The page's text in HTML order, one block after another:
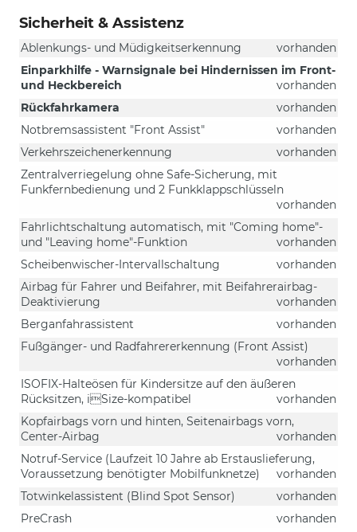
Sicherheit & Assistenz
Ablenkungs- und Müdigkeitserkennung
vorhanden
Einparkhilfe - Warnsignale bei Hindernissen im Front-
und Heckbereich
vorhanden
Rückfahrkamera
vorhanden
Notbremsassistent "Front Assist"
vorhanden
Verkehrszeichenerkennung
vorhanden
Zentralverriegelung ohne Safe-Sicherung, mit
Funkfernbedienung und 2 Funkklappschlüsseln
vorhanden
Fahrlichtschaltung automatisch, mit "Coming home"-
und "Leaving home"-Funktion
vorhanden
Scheibenwischer-Intervallschaltung
vorhanden
Airbag für Fahrer und Beifahrer, mit Beifahrerairbag-
Deaktivierung
vorhanden
Berganfahrassistent
vorhanden
Fußgänger- und Radfahrererkennung (Front Assist)
vorhanden
ISOFIX-Halteösen für Kindersitze auf den äußeren
Rücksitzen, iSize-kompatibel
vorhanden
Kopfairbags vorn und hinten, Seitenairbags vorn,
Center-Airbag
vorhanden
Notruf-Service (Laufzeit 10 Jahre ab Erstauslieferung,
Voraussetzung benötigter Mobilfunknetze)
vorhanden
Totwinkelassistent (Blind Spot Sensor)
vorhanden
PreCrash
vorhanden